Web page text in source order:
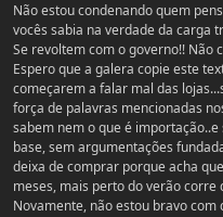
Não estou condenando quem
vocês sabia na verdade da carga
Se revoltem com o governo!! Não
Espero que a galera copie este
começarem a falar mal das
força de palavras mencionadas
sabem nem o que é
base, sem argumentações
deixa de comprar porque acha
meses, mais perto do verão
Novamente, não estou bravo